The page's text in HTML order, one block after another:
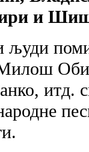
и
људи
итд.